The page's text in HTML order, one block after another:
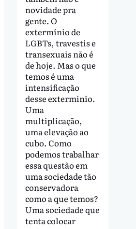
novidade pra
gente. O
extermínio de
LGBTs, travestis e
transexuais não é
de hoje. Mas o que
temos é uma
intensificação
desse extermínio.
Uma
multiplicação,
uma elevação ao
cubo. Como
podemos trabalhar
essa questão em
uma sociedade tão
conservadora
como a que temos?
Uma sociedade que
tenta colocar